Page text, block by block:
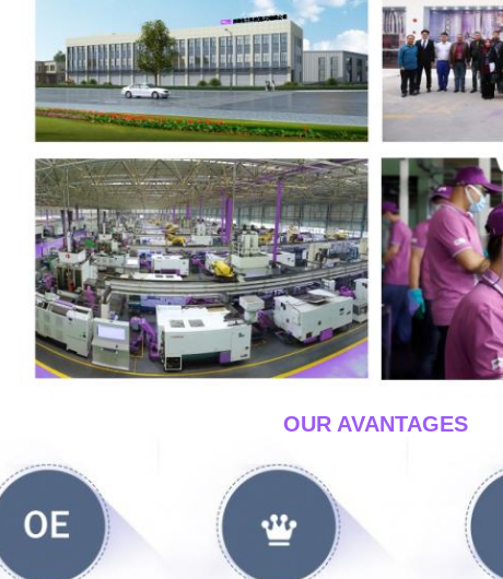
____OUR AVANTAGES